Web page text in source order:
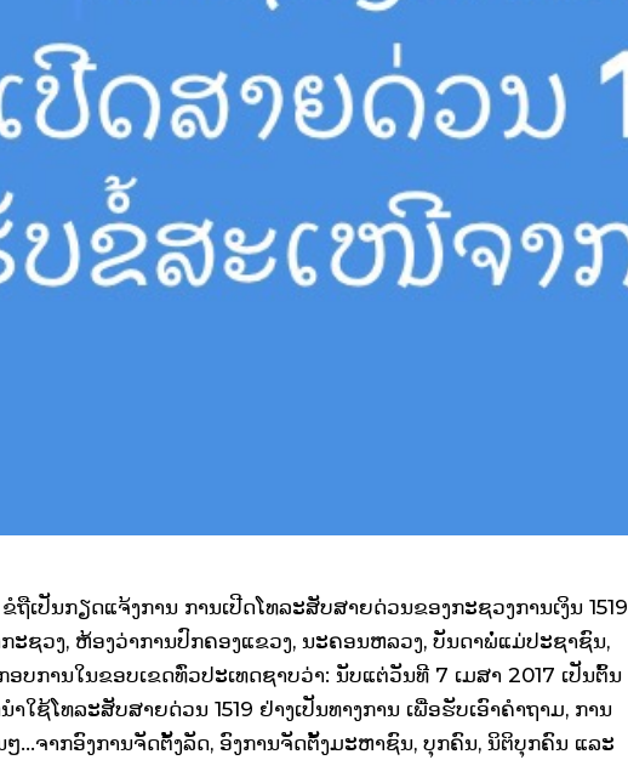
ຖືເປັນກຽດແຈ້ງການ ການເປີດໂທລະສັບສາຍດ່ວນຂອງກະຊວງການເງິນ 1519
ກະຊວງ, ຫ້ອງວ່າການປົກຄອງແຂວງ, ນະຄອນຫລວງ, ບັນດາພໍ່ແມ່ປະຊາຊົນ,
ບການໃນຂອບເຂດທົ່ວປະເທດຊາບວ່າ: ນັບແຕ່ວັນທີ 7 ເມສາ 2017 ເປັນຕົ້ນ
ຳໃຊ້ໂທລະສັບສາຍດ່ວນ 1519 ຢ່າງເປັນທາງການ ເພື່ອຮັບເອົາຄໍາຖາມ, ການ
…ຈາກອົງການຈັດຕັ້ງລັດ, ອົງການຈັດຕັ້ງມະຫາຊົນ, ບຸກຄົນ, ນິຕິບຸກຄົນ ແລະ